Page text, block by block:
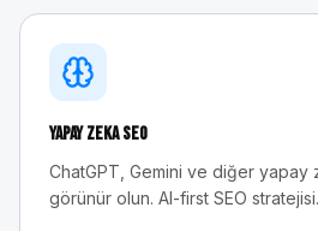
Yapay Zeka SEO
ChatGPT, Gemini ve diğer yapay
görünür olun. AI-first SEO stratejisi.